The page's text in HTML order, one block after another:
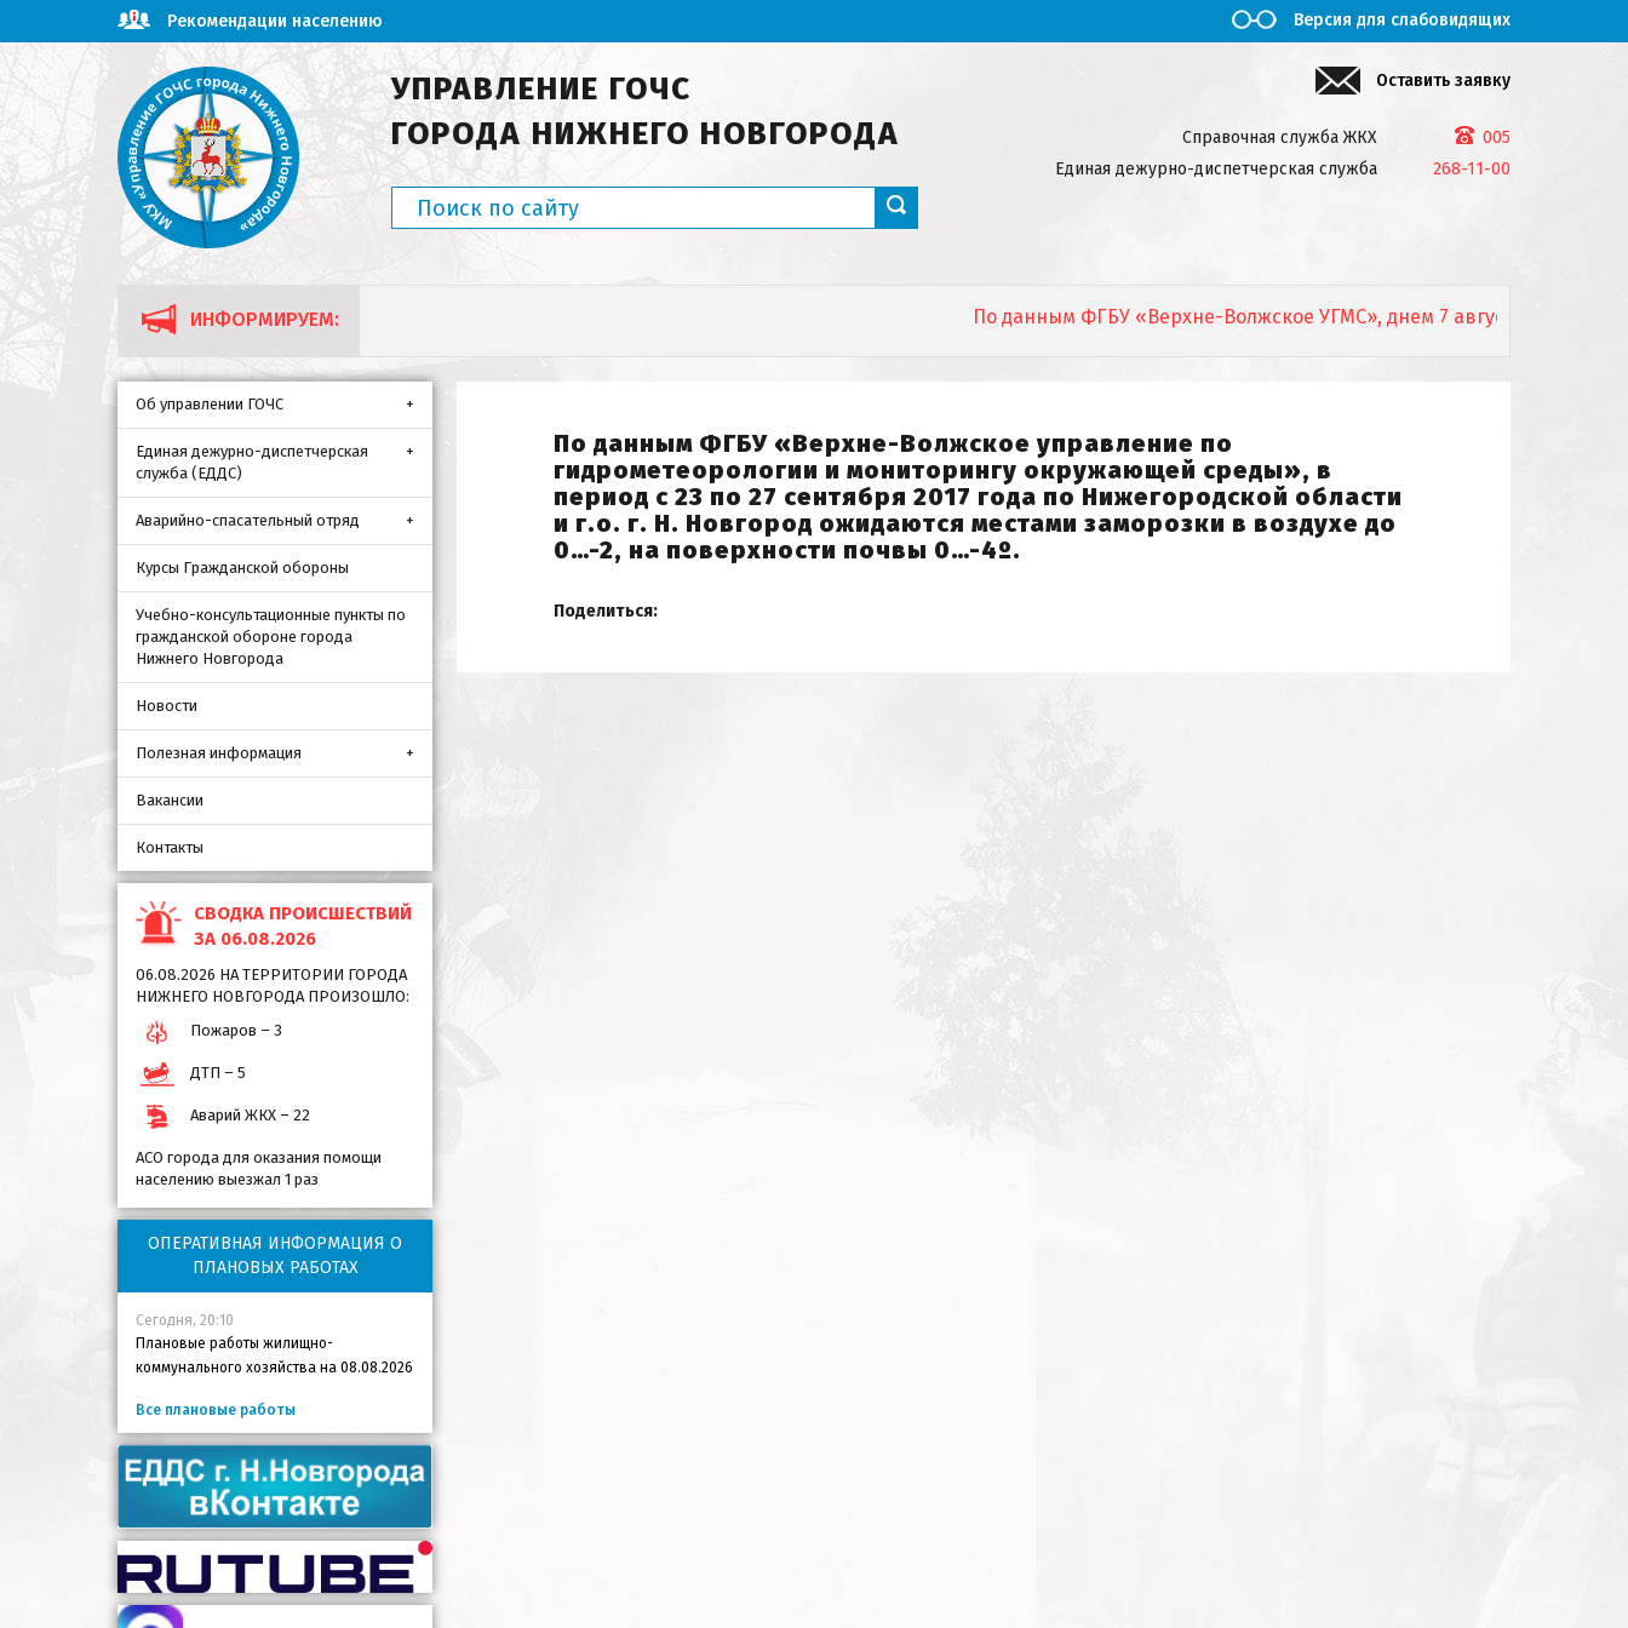
Рекомендации населению Версия для слабовидящих
УПРАВЛЕНИЕ ГОЧС
ГОРОДА НИЖНЕГО НОВГОРОДА
Оставить заявку
Справочная служба ЖКХ
005
Единая дежурно-диспетчерская служба
268-11-00
ИНФОРМИРУЕМ: По данным ФГБУ «Верхне-Волжское УГМС», днем 7 августа 2026г.
Об управлении ГОЧС
Единая дежурно-диспетчерская
служба (ЕДДС)
Аварийно-спасательный отряд
Курсы Гражданской обороны
Учебно-консультационные пункты по
гражданской обороне города
Нижнего Новгорода
Новости
Полезная информация
Вакансии
Контакты
СВОДКА ПРОИСШЕСТВИЙ
ЗА 06.08.2026
06.08.2026 НА ТЕРРИТОРИИ ГОРОДА
НИЖНЕГО НОВГОРОДА ПРОИЗОШЛО:
Пожаров – 3
ДТП – 5
Аварий ЖКХ – 22
АСО города для оказания помощи
населению выезжал 1 раз
ОПЕРАТИВНАЯ ИНФОРМАЦИЯ О
ПЛАНОВЫХ РАБОТАХ
Сегодня, 20:10
Плановые работы жилищно-
коммунального хозяйства на 08.08.2026
Все плановые работы
По данным ФГБУ «Верхне-Волжское управление по
гидрометеорологии и мониторингу окружающей среды», в
период с 23 по 27 сентября 2017 года по Нижегородской области
и г.о. г. Н. Новгород ожидаются местами заморозки в воздухе до
0…-2, на поверхности почвы 0…-4º.
Поделиться: